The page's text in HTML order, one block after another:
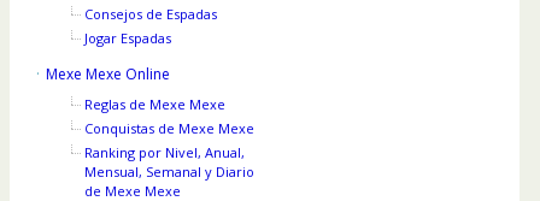
Consejos de Espadas
Jogar Espadas
Mexe Mexe Online
Reglas de Mexe Mexe
Conquistas de Mexe Mexe
Ranking por Nivel, Anual,
Mensual, Semanal y Diario
de Mexe Mexe